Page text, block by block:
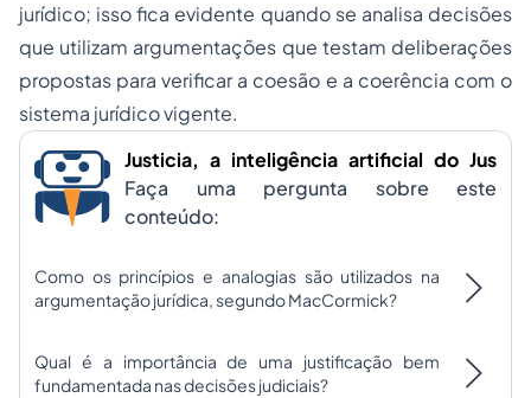
jurídico; isso fica evidente quando se analisa decisões
que utilizam argumentações que testam deliberações
propostas para verificar a coesão e a coerência com o
sistema jurídico vigente.
Justicia, a inteligência artificial do Jus
Faça uma pergunta sobre este
conteúdo:
Como os princípios e analogias são utilizados na
argumentação jurídica, segundo MacCormick?
Qual é a importância de uma justificação bem
fundamentada nas decisões judiciais?